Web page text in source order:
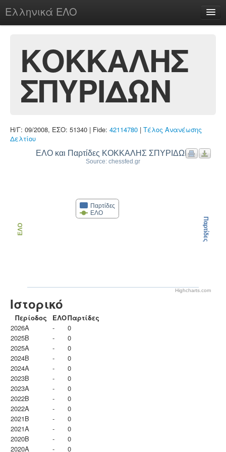
Ελληνικά ΕΛΟ
chesstu.be @ discord
Login
ΚΟΚΚΑΛΗΣ
ΣΠΥΡΙΔΩΝ
Η/Γ: 09/2008, ΕΣΟ: 51340 | Fide: 42114780 | Τέλος Ανανέωσης
Δελτίου
ΕΛΟ και Παρτίδες ΚΟΚΚΑΛΗΣ ΣΠΥΡΙΔΩΝ
Source: chessfed.gr
Παρτίδες
ΕΛΟ
ΕΛΟ Παρτίδες
Highcharts.com
Ιστορικό
Περίοδος ΕΛΟΠαρτίδες
2026A
-
0
2025B
-
0
2025A
-
0
2024B
-
0
2024A
-
0
2023B
-
0
2023Α
-
0
2022B
-
0
2022A
-
0
2021B
-
0
2021A
-
0
2020B
-
0
2020A
- 0